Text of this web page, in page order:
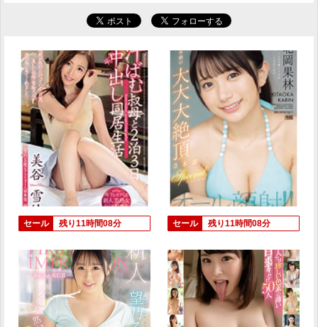
セール 残り11時間08分 セール 残り11時間08分